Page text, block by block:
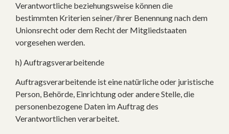
Verantwortliche beziehungsweise können die
bestimmten Kriterien seiner/ihrer Benennung nach dem
Unionsrecht oder dem Recht der Mitgliedstaaten
vorgesehen werden.
h) Auftragsverarbeitende
Auftragsverarbeitende ist eine natürliche oder juristische
Person, Behörde, Einrichtung oder andere Stelle, die
personenbezogene Daten im Auftrag des
Verantwortlichen verarbeitet.